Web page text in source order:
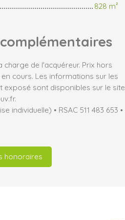
828 m²
complémentaires
charge de l'acquéreur. Prix hors
cours. Les informations sur les
exposé sont disponibles sur le site
individuelle) • RSAC 511 483 653 •
honoraires